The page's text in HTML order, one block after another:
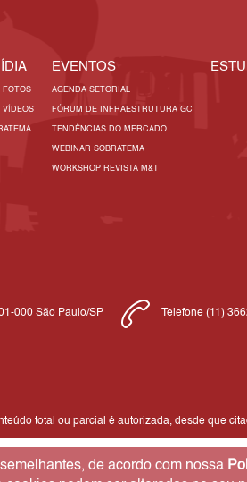
FOTOS
VÍDEOS
EVENTOS
AGENDA SETORIAL
FÓRUM DE INFRAESTRUTURA GC
TENDÊNCIAS DO MERCADO
WEBINAR SOBRATEMA
WORKSHOP REVISTA M&T
000 São Paulo/SP Telefone (11)
total ou parcial é autorizada, desde que
de acordo com nossa